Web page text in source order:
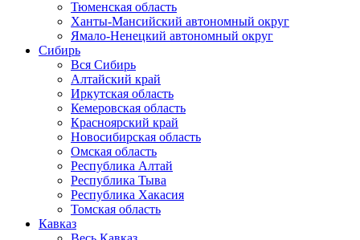
Тюменская область
Ханты-Мансийский автономный округ
Ямало-Ненецкий автономный округ
Сибирь
Вся Сибирь
Алтайский край
Иркутская область
Кемеровская область
Красноярский край
Новосибирская область
Омская область
Республика Алтай
Республика Тыва
Республика Хакасия
Томская область
Кавказ